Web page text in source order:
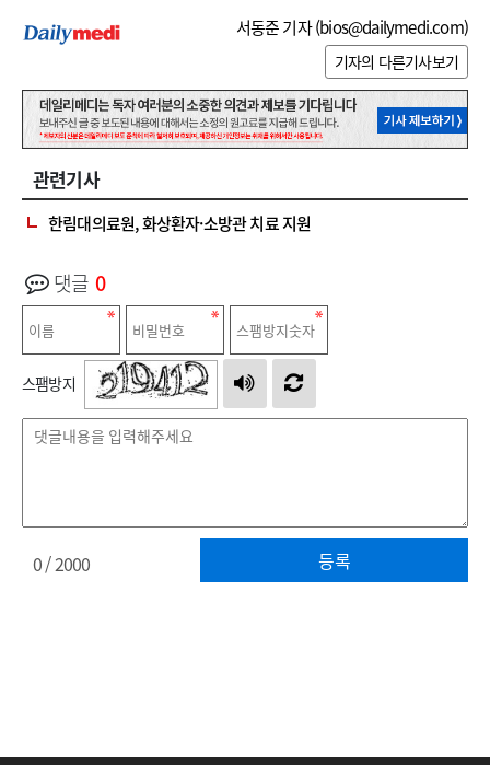
서동준 기자 (bios@dailymedi.com)
기자의 다른기사보기
관련기사
한림대의료원, 화상환자·소방관 치료 지원
댓글 0
스팸방지
등록
0/ 2000